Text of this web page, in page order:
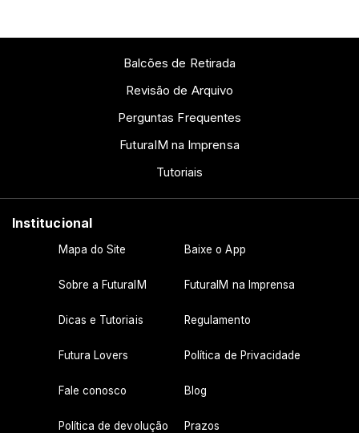
Balcões de Retirada
Revisão de Arquivo
Perguntas Frequentes
FuturaIM na Imprensa
Tutoriais
Institucional
Mapa do Site Baixe o App
Sobre a FuturaIM FuturaIM na Imprensa
Dicas e Tutoriais Regulamento
Futura Lovers Política de Privacidade
Fale conosco Blog
Política de devolução Prazos